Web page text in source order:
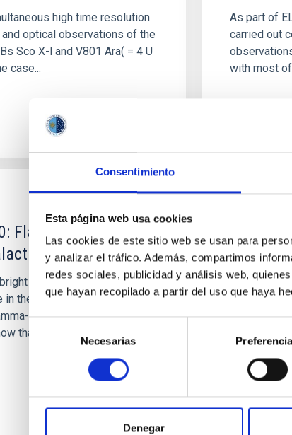
Consentimiento
Esta página web usa cookies
Las cookies de este sitio web se usan para
y analizar el tráfico. Además, compartimos
redes sociales, publicidad y análisis web,
que hayan recopilado a partir del uso que haya
consentimiento
Necesarias
Denegar
high time resolution
optical observations of the
Sco X-l and V801 Ara( = 4 U
case...
As part of
carried out
with most of
Flares from a
source
gamma-ray transients
in the sky, are produced by
ray bursts (GRBs).
that there are...
in X-ray
J1655-
optical
Nova Sco
was in an